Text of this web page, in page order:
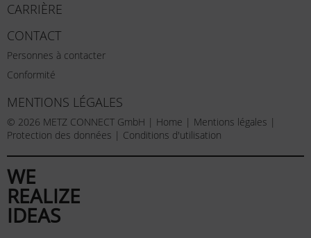
CARRIÈRE
CONTACT
Personnes à contacter
Conformité
MENTIONS LÉGALES
© 2026 METZ CONNECT GmbH | Home | Mentions légales |
Protection des données | Conditions d'utilisation
WE
REALIZE
IDEAS